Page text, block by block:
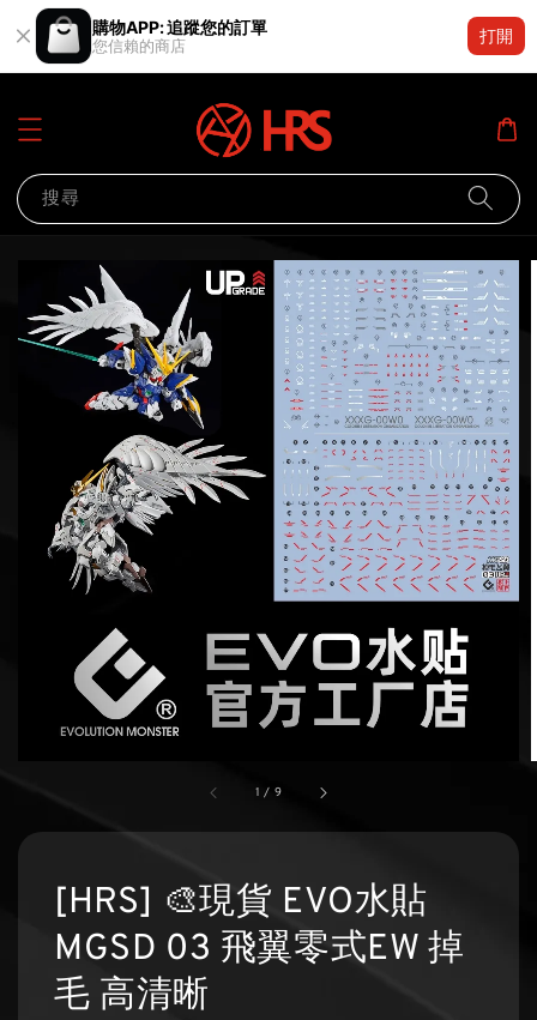
購物APP: 追蹤您的訂單
您信賴的商店
打開
搜尋
1 / 9
[HRS] 🎨現貨 EVO水貼
MGSD 03 飛翼零式EW 掉
毛 高清晰